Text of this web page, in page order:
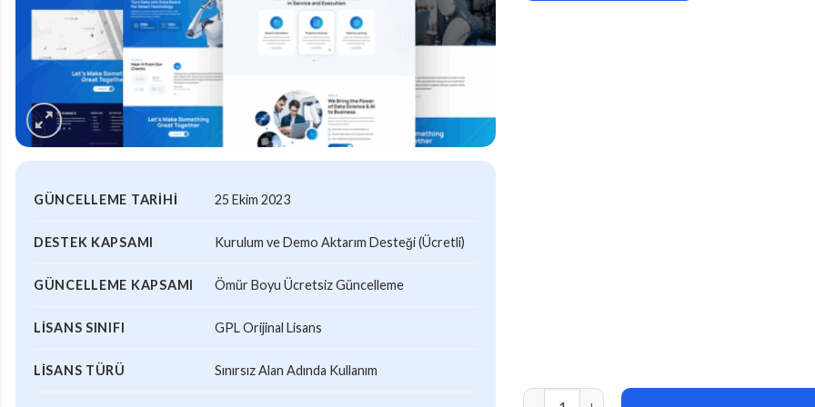
GÜNCELLEME TARIHI 25 Ekim 2023
DESTEK KAPSAMI Kurulum ve Demo Aktarım Desteği (Ücretli)
GÜNCELLEME KAPSAMI Ömür Boyu Ücretsiz Güncelleme
LISANS SINIFI GPL Orijinal Lisans
LISANS TÜRÜ Sınırsız Alan Adında Kullanım
Diverge AI | Robotics Elementor Template Kit